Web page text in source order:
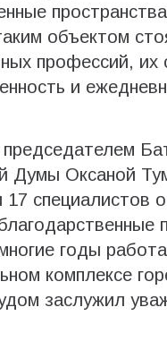
объектом
профессий, их
и
Думы Оксаной
17 специалистов
годы
комплексе
заслужил